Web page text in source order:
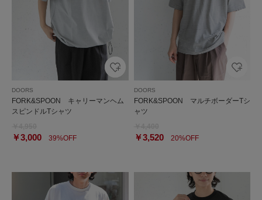
DOORS
FORK&SPOON キャリーマンヘム
スピンドルTシャツ
￥3,000 39%OFF
DOORS
FORK&SPOON マルチボーダーTシ
ャツ
￥3,52020%OFF